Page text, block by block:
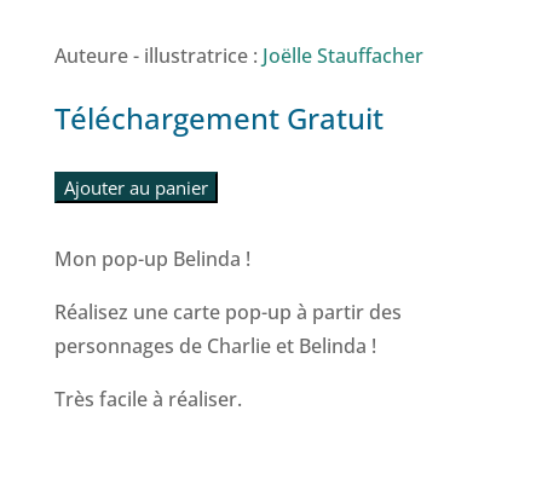
Auteure - illustratrice : Joëlle Stauffacher
Téléchargement Gratuit
Ajouter au panier
Mon pop-up Belinda !
Réalisez une carte pop-up à partir des
personnages de Charlie et Belinda !
Très facile à réaliser.